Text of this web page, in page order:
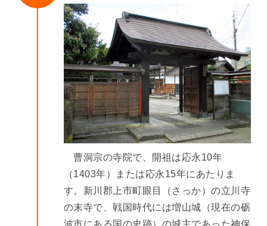
曹洞宗の寺院で、開祖は応永10年
（1403年）または応永15年にあたりま
す。新川郡上市町眼目（さっか）の立川寺
の末寺で、戦国時代には増山城（現在の砺